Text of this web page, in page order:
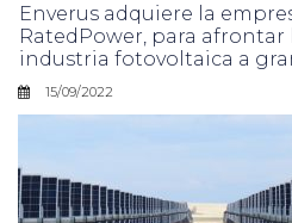
Enverus adquiere la
RatedPower, para afrontar
industria fotovoltaica a
15/09/2022